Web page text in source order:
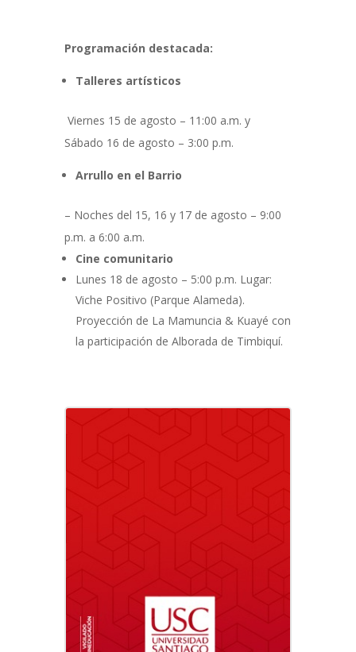
Programación destacada:
Talleres artísticos
Viernes 15 de agosto – 11:00 a.m. y
Sábado 16 de agosto – 3:00 p.m.
Arrullo en el Barrio
– Noches del 15, 16 y 17 de agosto – 9:00
p.m. a 6:00 a.m.
Cine comunitario
Lunes 18 de agosto – 5:00 p.m. Lugar:
Viche Positivo (Parque Alameda).
Proyección de La Mamuncia & Kuayé con
la participación de Alborada de Timbiquí.